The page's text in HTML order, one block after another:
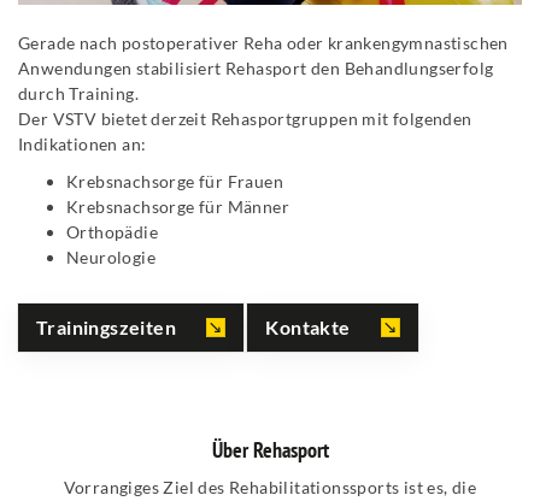
Gerade nach postoperativer Reha oder krankengymnastischen
Anwendungen stabilisiert Rehasport den Behandlungserfolg
durch Training.
Der VSTV bietet derzeit Rehasportgruppen mit folgenden
Indikationen an:
Krebsnachsorge für Frauen
Krebsnachsorge für Männer
Orthopädie
Neurologie
Trainingszeiten Kontakte
Über Rehasport
Vorrangiges Ziel des Rehabilitationssports ist es, die